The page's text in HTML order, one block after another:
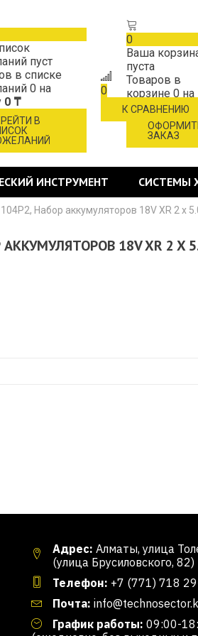
пуст
в списке
0 на
0 ₸
В
0
К СРАВНЕНИЮ
0
Ваша
пуста
Товаров в
корзине 0 на
сумму0 ₸
ЗАКАЗ
ИНСТРУМЕНТ СИСТЕМЫ
Набор аккумуляторов 18V XR 2 x
АККУМУЛЯТОРОВ 18V XR 2 X
Адрес: Алматы, улица
(улица Брусиловского, 82)
Телефон: +7 (771) 718
Почта:
График работы: 09:00-